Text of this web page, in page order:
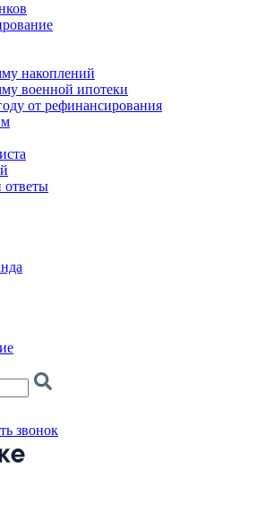
накоплений
военной ипотеки
от рефинансирования
звонок